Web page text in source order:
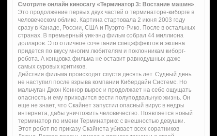
Смотрите онлайн киносагу «Терминатор 3: Востание машин»
Это продолжение первых двух частей о терминаторе-киборге в
человеческом облике. Картина стартовала 2 июня 2003 году
сразу в Канаде, России, США и Пуэрто-Рико. После в остальных
странах. В премьерный уик-энд фильм собрал 44 миллиона
долларов. Это отличное сочетание спецэффектов и экшена
придется по вкусу многим любителям и поклонникам киборг-
робота. А концовка фильма не оставит равнодушных даже
самых суровых критиков.
Действия фильма происходят спустя десять лет. Судный день
не наступил после взрыва компании Кибердайн Системс. Но
мальчуган Джон Коннор вырос и продолжает на себе ощущать
опасность и ему приходится вести полуподвальную жизнь. Он
еще не знает, что Скайнет запустил опасный вирус в недры
интернета, дабы уничтожить человечество. Появляется новый
терминатор по имени Терминатрикс с внешностью девушки.
Этот робот по приказу Скайнета убивает всех соратников